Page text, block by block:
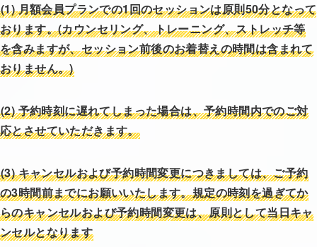
(1)月額会員プランでの1回のセッションは原則50分となって
おります。(カウンセリング、トレーニング、ストレッチ等
を含みますが、セッション前後のお着替えの時間は含まれて
おりません。)
(2)予約時刻に遅れてしまった場合は、予約時間内でのご対
応とさせていただきます。
(3) キャンセルおよび予約時間変更につきましては、ご予約
の3時間前までにお願いいたします。規定の時刻を過ぎてか
らのキャンセルおよび予約時間変更は、原則として当日キャ
ンセルとなります